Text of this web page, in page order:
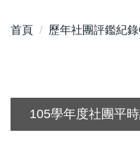
首頁 歷年社團評鑑紀
105學年度社團平